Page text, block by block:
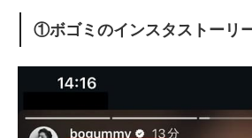
①ボゴミのインスタストーリ